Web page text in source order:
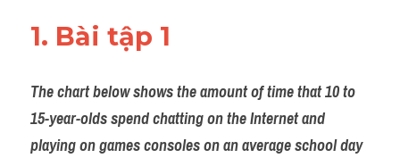
1. Bài tập 1
The chart below shows the amount of time that 10 to
15-year-olds spend chatting on the Internet and
playing on games consoles on an average school day